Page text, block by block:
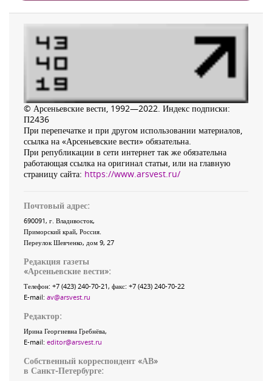
© Арсеньевские вести, 1992—2022. Индекс подписки:
П2436
При перепечатке и при другом использовании материалов,
ссылка на «Арсеньевские вести» обязательна.
При републикации в сети интернет так же обязательна
работающая ссылка на оригинал статьи, или на главную
страницу сайта: https://www.arsvest.ru/
Почтовый адрес:
690091, г. Владивосток,
Приморский край, Россия
Переулок Шевченко, дом 9, 27
Редакция газеты
«Арсеньевские вести»:
Телефон: +7 (423) 240-70-21, факс: +7 (423) 240-70-22
E-mail: av@arsvest.ru
Редактор:
Ирина Георгиевна Гребнёва,
E-mail: editor@arsvest.ru
Собственный корреспондент «АВ»
в Санкт-Петербурге: